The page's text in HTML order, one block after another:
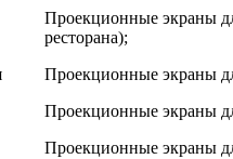
Проекционные экраны
ресторана);
Проекционные экраны
Проекционные экраны
Проекционные экраны